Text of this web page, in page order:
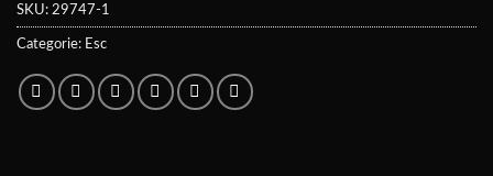
SKU: 29747-1
Categorie: Esc